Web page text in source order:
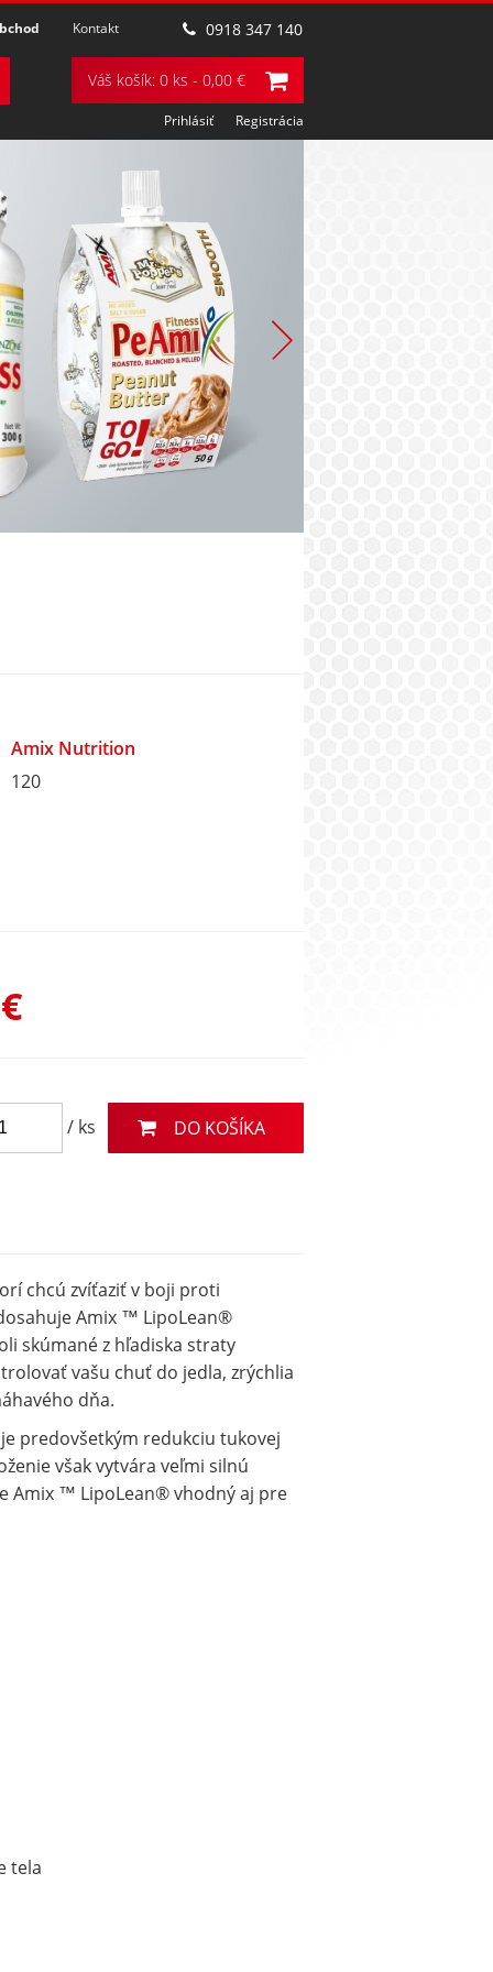
Kontakt 0918 347 140
Váš košík: 0 ks - 0,00 €
Prihlásiť Registrácia
Amix Nutrition
120
/ ks DO KOŠÍKA
chcú zvíťaziť v boji proti
Amix ™ LipoLean®
skúmané z hľadiska straty
vašu chuť do jedla, zrýchlia
dňa.
predovšetkým redukciu tukovej
však vytvára veľmi silnú
Amix ™ LipoLean® vhodný aj pre
tela